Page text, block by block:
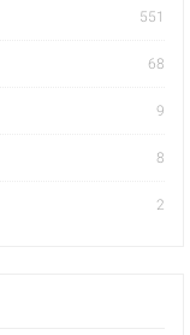
551
68
9
8
2